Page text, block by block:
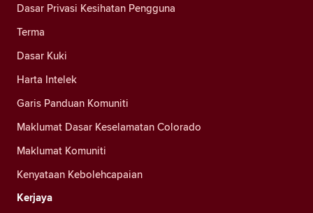
Dasar Privasi Kesihatan Pengguna
Terma
Dasar Kuki
Harta Intelek
Garis Panduan Komuniti
Maklumat Dasar Keselamatan Colorado
Maklumat Komuniti
Kenyataan Kebolehcapaian
Kerjaya